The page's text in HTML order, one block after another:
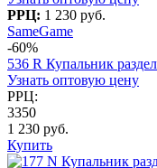
РРЦ: 1 230 руб.
SameGame
-60%
536 R Купальник
Узнать оптовую цену
РРЦ:
3350
1 230 руб.
Купить